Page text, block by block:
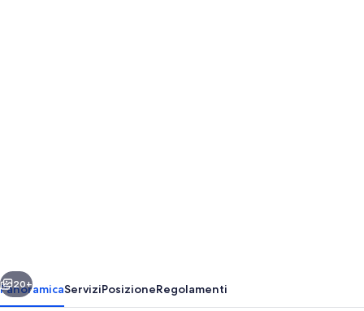
Avanti
20+
PanoramicaServiziPosizioneRegolamenti